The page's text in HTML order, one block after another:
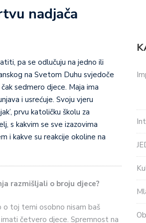
nadjača
pa se odlučuju na jedno ili
na Svetom Duhu svjedoče
sedmero djece. Maja ima
i usrećuje. Svoju vjeru
prvu katoličku školu za
s kakvim se sve izazovima
i kakve su reakcije okoline na
razmišljali o broju djece?
o toj temi osobno nisam baš
četvero djece. Spremnost na